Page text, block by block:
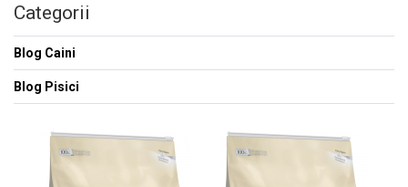
Categorii
Blog Caini
Blog Pisici